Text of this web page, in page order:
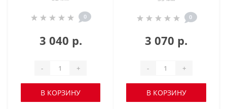
0
3 040 р.
- +
В КОРЗИНУ
0
3 070 р.
- +
В КОРЗИНУ